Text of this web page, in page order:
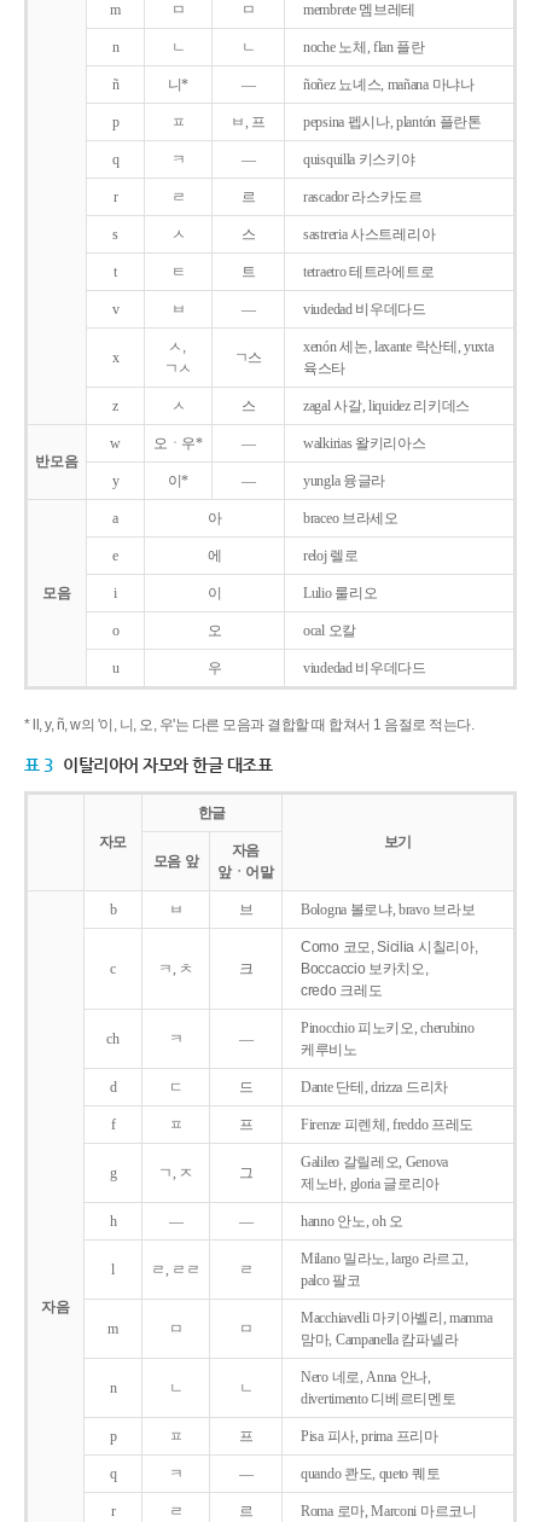
m ㅁ ㅁ membrete 멤브레테
n ㄴ ㄴ noche 노체, flan 플란
ñ 니* ― ñoñez 뇨녜스, mañana 마냐나
p ㅍ ㅂ, 프 pepsina 펩시나, plantón 플란톤
q ㅋ ― quisquilla 키스키야
r ㄹ 르 rascador 라스카도르
s ㅅ 스 sastreria 사스트레리아
t ㅌ 트 tetraetro 테트라에트로
v ㅂ ― viudedad 비우데다드
x
ㅅ,
ㄱㅅ
ㄱ스
xenón 세논, laxante 락산테, yuxta
육스타
z ㅅ 스 zagal 사갈, liquidez 리키데스
반모음
w 오ㆍ우* ― walkirias 왈키리아스
y 이* ― yungla 융글라
모음
a 아 braceo 브라세오
e 에 reloj 렐로
i 이 Lulio 룰리오
o 오 ocal 오칼
u 우 viudedad 비우데다드
* ll, y, ñ, w의 '이, 니, 오, 우'는 다른 모음과 결합할 때 합쳐서 1 음절로 적는다.
표 3 이탈리아어 자모와 한글 대조표
자모
한글
보기
모음 앞
자음
앞ㆍ어말
자음
b ㅂ 브 Bologna 볼로냐, bravo 브라보
c ㅋ, ㅊ 크
Como 코모, Sicilia 시칠리아,
Boccaccio 보카치오,
credo 크레도
ch ㅋ ―
Pinocchio 피노키오, cherubino
케루비노
d ㄷ 드 Dante 단테, drizza 드리차
f ㅍ 프 Firenze 피렌체, freddo 프레도
g ㄱ, ㅈ 그
Galileo 갈릴레오, Genova
제노바, gloria 글로리아
h ― ― hanno 안노, oh 오
l ㄹ, ㄹㄹ ㄹ
Milano 밀라노, largo 라르고,
palco 팔코
m ㅁ ㅁ
Macchiavelli 마키아벨리, mamma
맘마, Campanella 캄파넬라
n ㄴ ㄴ
Nero 네로, Anna 안나,
divertimento 디베르티멘토
p ㅍ 프 Pisa 피사, prima 프리마
q ㅋ ― quando 콴도, queto 퀘토
r ㄹ 르 Roma 로마, Marconi 마르코니